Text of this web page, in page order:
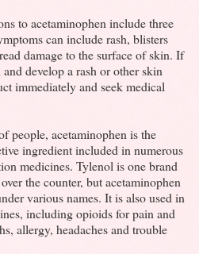
to acetaminophen include three
can include rash, blisters
damage to the surface of skin. If
develop a rash or other skin
immediately and seek medical
people, acetaminophen is the
ingredient included in numerous
medicines. Tylenol is one brand
the counter, but acetaminophen
various names. It is also used in
including opioids for pain and
allergy, headaches and trouble